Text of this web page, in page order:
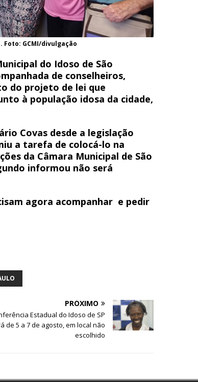
GCMI/divulgação
do Idoso de São
de conselheiros,
do projeto de lei que
à população idosa da cidade,
Covas desde a legislação
a tarefa de colocá-lo na
da Câmara Municipal de São
informou não será
agora acompanhar e pedir
PRÓXIMO
Estadual do Idoso de SP
de 5 a 7 de agosto, em local não
escolhido